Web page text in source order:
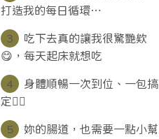
打造我的每日循環⋯
3
吃下去真的讓我很驚艷欸
😋，每天起床就想吃
4
身體順暢一次到位、一包搞
定👍🏻
5
妳的腸道，也需要一點小幫